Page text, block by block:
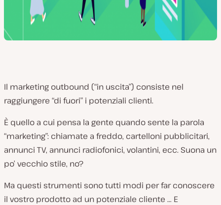
Il marketing outbound (“in uscita”) consiste nel
raggiungere “di fuori” i potenziali clienti.
È quello a cui pensa la gente quando sente la parola
“marketing”: chiamate a freddo, cartelloni pubblicitari,
annunci TV, annunci radiofonici, volantini, ecc. Suona un
po’ vecchio stile, no?
Ma questi strumenti sono tutti modi per far conoscere
il vostro prodotto ad un potenziale cliente … E